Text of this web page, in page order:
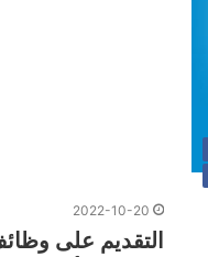
2022-10-20
التقديم على